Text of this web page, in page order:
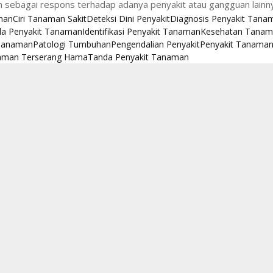
sebagai respons terhadap adanya penyakit atau gangguan
Ciri Tanaman SakitDeteksi Dini PenyakitDiagnosis Penyakit
Penyakit TanamanIdentifikasi Penyakit TanamanKesehatan
Patologi TumbuhanPengendalian PenyakitPenyakit Tanaman
Terserang HamaTanda Penyakit Tanaman